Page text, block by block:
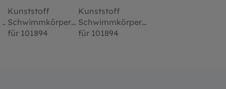
Kunststoff
Schwimmkörper
für 101894
Kunststoff
Schwimmkörper
für 101894